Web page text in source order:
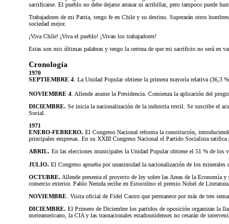
sacrificarse. El pueblo no debe dejarse arrasar ni acribillar, pero tampoco puede
Trabajadores de mi Patria, tengo fe en Chile y su destino. Superarán otros
sociedad mejor.
¡Viva Chile! ¡Viva el pueblo! ¡Vivan los trabajadores!
Estas son mis últimas palabras y tengo la certeza de que mi sacrificio no será en
Cronología
1970
SEPTIEMBRE 4 . La Unidad Popular obtiene la primera mayoría relativa (36,3
NOVIEMBRE 4 . Allende asume la Presidencia. Comienza la aplicación del
DICIEMBRE. Se inicia la nacionalización de la industria textil. Se suscribe el
Social.
1971
ENERO-FEBRERO. El Congreso Nacional reforma la constitución,
principales empresas. En su XXIII Congreso Nacional el Partido Socialista
ABRIL. En las elecciones municipales la Unidad Popular obtiene el 51 % de
JULIO. El Congreso aprueba por unanimidad la nacionalización de los
OCTUBRE. Allende presenta el proyecto de ley sobre las Areas de la Economía
comercio exterior. Pablo Neruda recibe en Estocolmo el premio Nobel de Literatura.
NOVIEMBRE . Visita oficial de Fidel Castro que permanece por más de tres
DICIEMBRE. El Primero de Diciembre los partidos de oposición organizan la
norteamericano, la CIA y las trasnacionales estadounidenses no cesarán de